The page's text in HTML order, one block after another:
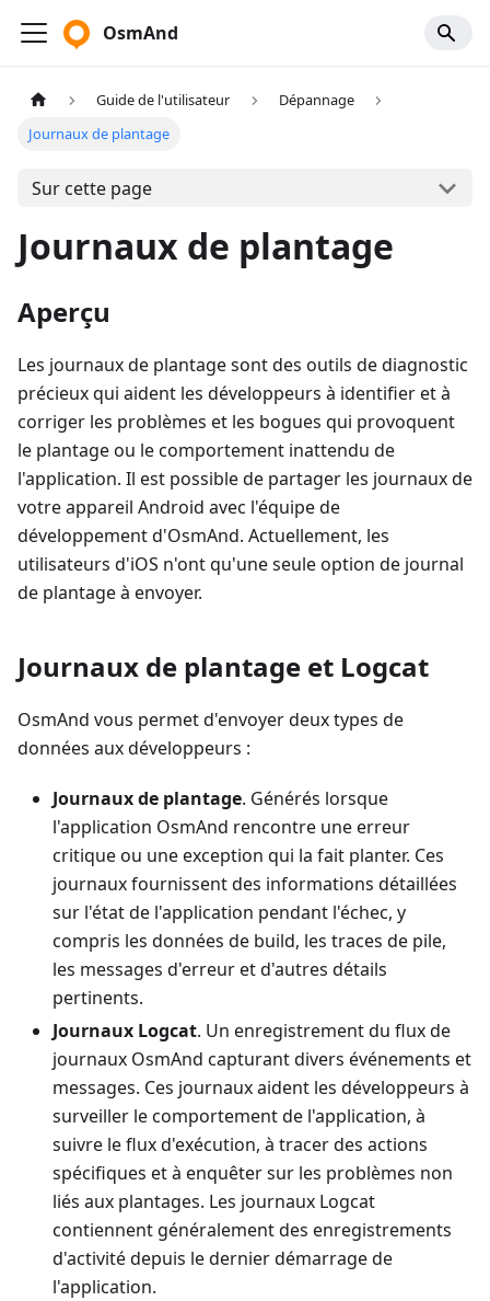
OsmAnd
Guide de l'utilisateur
Dépannage
Journaux de plantage
Sur cette page
Journaux de plantage
Aperçu
Les journaux de plantage sont des outils de diagnostic
précieux qui aident les développeurs à identifier et à
corriger les problèmes et les bogues qui provoquent
le plantage ou le comportement inattendu de
l'application. Il est possible de partager les journaux de
votre appareil Android avec l'équipe de
développement d'OsmAnd. Actuellement, les
utilisateurs d'iOS n'ont qu'une seule option de journal
de plantage à envoyer.
Journaux de plantage et Logcat
OsmAnd vous permet d'envoyer deux types de
données aux développeurs :
Journaux de plantage. Générés lorsque
l'application OsmAnd rencontre une erreur
critique ou une exception qui la fait planter. Ces
journaux fournissent des informations détaillées
sur l'état de l'application pendant l'échec, y
compris les données de build, les traces de pile,
les messages d'erreur et d'autres détails
pertinents.
Journaux Logcat. Un enregistrement du flux de
journaux OsmAnd capturant divers événements et
messages. Ces journaux aident les développeurs à
surveiller le comportement de l'application, à
suivre le flux d'exécution, à tracer des actions
spécifiques et à enquêter sur les problèmes non
liés aux plantages. Les journaux Logcat
contiennent généralement des enregistrements
d'activité depuis le dernier démarrage de
l'application.